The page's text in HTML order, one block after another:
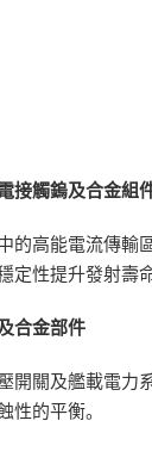
接觸鎢及合金組
的高能電流傳輸
定性提升發射壽命
合金部件
開關及艦載電力
性的平衡。